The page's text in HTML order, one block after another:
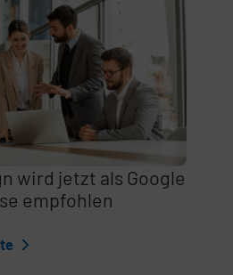
wird jetzt als Google
empfohlen